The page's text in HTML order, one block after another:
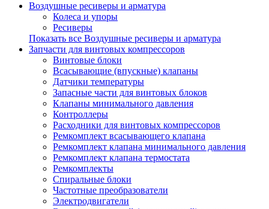
Воздушные ресиверы и арматура
Колеса и упоры
Ресиверы
Показать все Воздушные ресиверы и арматура
Запчасти для винтовых компрессоров
Винтовые блоки
Всасывающие (впускные) клапаны
Датчики температуры
Запасные части для винтовых блоков
Клапаны минимального давления
Контроллеры
Расходники для винтовых компрессоров
Ремкомплект всасывающего клапана
Ремкомплект клапана минимального давления
Ремкомплект клапана термостата
Ремкомплекты
Спиральные блоки
Частотные преобразователи
Электродвигатели